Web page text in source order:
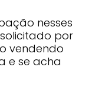
nesses
por
vendendo
e se acha